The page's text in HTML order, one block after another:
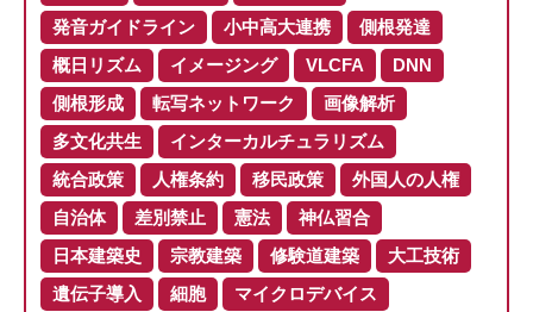
発音ガイドライン
小中高大連携
側根発達
概日リズム
イメージング VLCFA
DNN
側根形成
転写ネットワーク
画像解析
多文化共生
インターカルチュラリズム
統合政策
人権条約 移民政策
外国人の人権
自治体
差別禁止 憲法
神仏習合
日本建築史
宗教建築 修験道建築
大工技術
遺伝子導入
細胞
マイクロデバイス